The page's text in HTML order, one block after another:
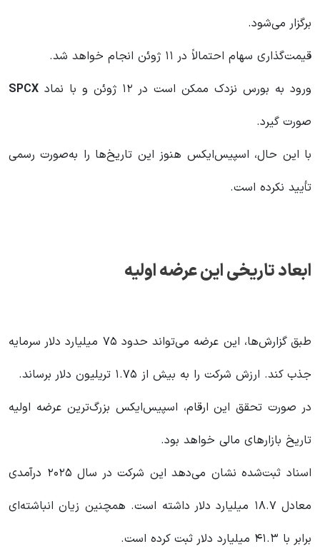
برگزار می‌شود.
قیمت‌گذاری سهام احتمالاً در ۱۱ ژوئن انجام خواهد شد.
ورود به بورس نزدک ممکن است در ۱۲ ژوئن و با نماد
SPCX
صورت گیرد.
با این حال، اسپیس‌ایکس هنوز این تاریخ‌ها را به‌صورت رسمی
تأیید نکرده است.
ابعاد تاریخی این عرضه اولیه
طبق گزارش‌ها، این عرضه می‌تواند حدود ۷۵ میلیارد دلار سرمایه
جذب کند. ارزش شرکت را به بیش از ۱.۷۵ تریلیون دلار برساند.
در صورت تحقق این ارقام، اسپیس‌ایکس بزرگ‌ترین عرضه اولیه
تاریخ بازارهای مالی خواهد بود.
اسناد ثبت‌شده نشان می‌دهد این شرکت در سال ۲۰۲۵ درآمدی
معادل ۱۸.۷ میلیارد دلار داشته است. همچنین زیان انباشته‌ای
برابر با ۴۱.۳ میلیارد دلار ثبت کرده است.